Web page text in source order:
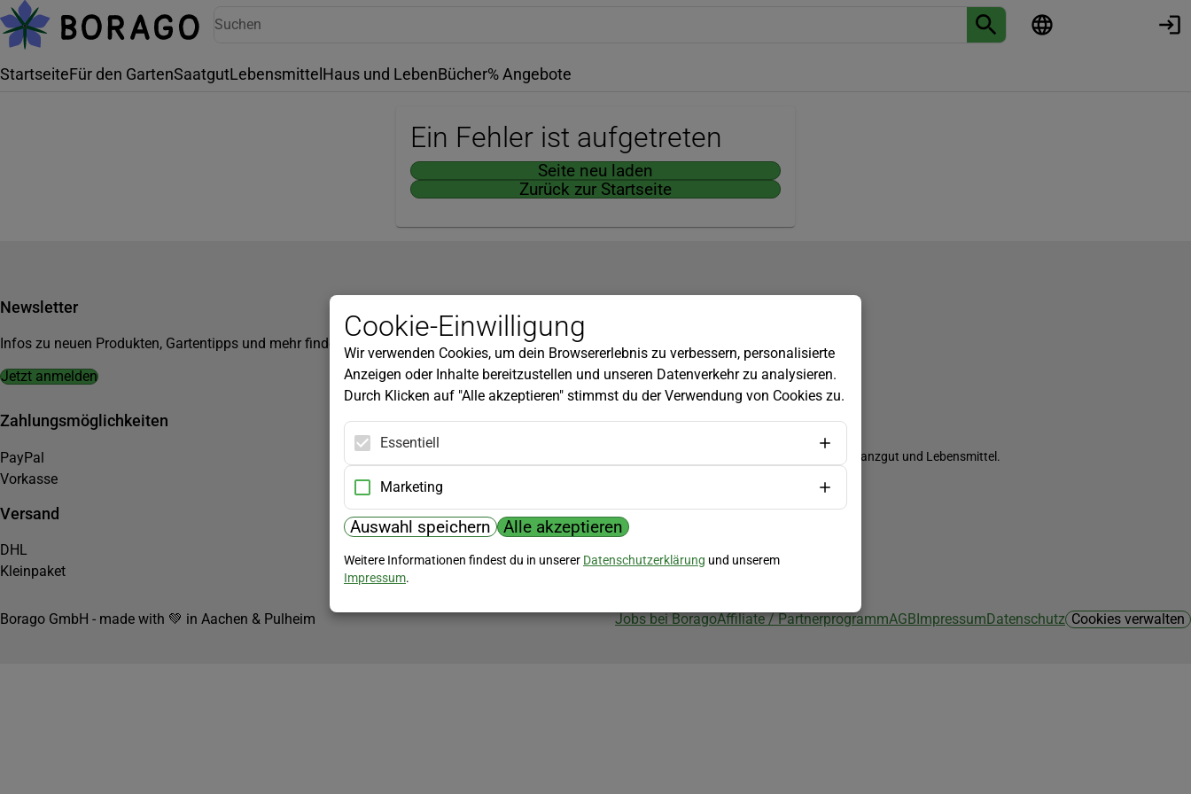
StartseiteFür den GartenSaatgutLebensmittel Haus und LebenBücher% Angebote
Ein Fehler ist aufgetreten
Seite neu laden
Zurück zur Startseite
Newsletter
Infos zu neuen Produkten, Gartentipps und mehr findest du in unserem Newsletter!
Jetzt anmelden
Kundenservice
Widerrufsbelehrung
Versandkosten
Zahlungsmöglichkeiten
PayPal
Vorkasse
Versand
DHL
Kleinpaket
Biozertifizierung
Borago ist biozertifiziert im Bereich Saatgut, Pflanzgut und Lebensmittel.
Borago GmbH - made with 💚 in Aachen & Pulheim Jobs bei BoragoAffiliate / PartnerprogrammAGBImpressumDatenschutz Cookies verwalten
Cookie-Einwilligung
Wir verwenden Cookies, um dein Browsererlebnis zu verbessern, personalisierte
Anzeigen oder Inhalte bereitzustellen und unseren Datenverkehr zu analysieren.
Durch Klicken auf "Alle akzeptieren" stimmst du der Verwendung von Cookies zu.
Essentiell
Marketing
Auswahl speichern Alle akzeptieren
Weitere Informationen findest du in unserer Datenschutzerklärung und unserem
Impressum.